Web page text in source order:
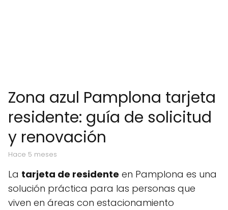
Zona azul Pamplona tarjeta
residente: guía de solicitud
y renovación
hace 5 meses
La tarjeta de residente en Pamplona es una
solución práctica para las personas que
viven en áreas con estacionamiento